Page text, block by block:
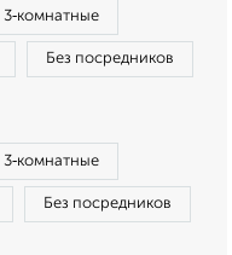
3‑комнатные
Без посредников
3‑комнатные
Без посредников